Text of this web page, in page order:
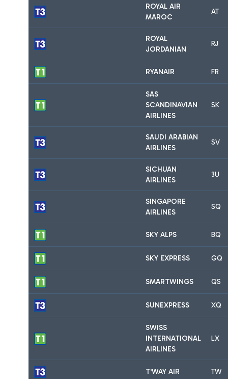
ROYAL AIR
MAROC
AT
ROYAL
JORDANIAN
RJ
RYANAIR FR
SAS
SCANDINAVIAN
AIRLINES
SK
SAUDI ARABIAN
AIRLINES
SV
SICHUAN
AIRLINES
3U
SINGAPORE
AIRLINES
SQ
SKY ALPS BQ
SKY EXPRESS GQ
SMARTWINGS QS
SUNEXPRESS XQ
SWISS
INTERNATIONAL
AIRLINES
LX
T'WAY AIR TW